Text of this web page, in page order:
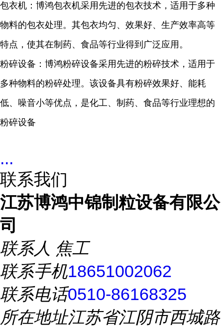
包衣机：博鸿包衣机采用先进的包衣技术，适用于多种
物料的包衣处理。其包衣均匀、效果好、生产效率高等
特点，使其在制药、食品等行业得到广泛应用。
粉碎设备：博鸿粉碎设备采用先进的粉碎技术，适用于
多种物料的粉碎处理。该设备具有粉碎效果好、能耗
低、噪音小等优点，是化工、制药、食品等行业理想的
粉碎设备
...
联系我们
江苏博鸿中锦制粒设备有限公
司
联系人 焦工
联系手机18651002062
联系电话0510-86168325
所在地址江苏省江阴市西城路